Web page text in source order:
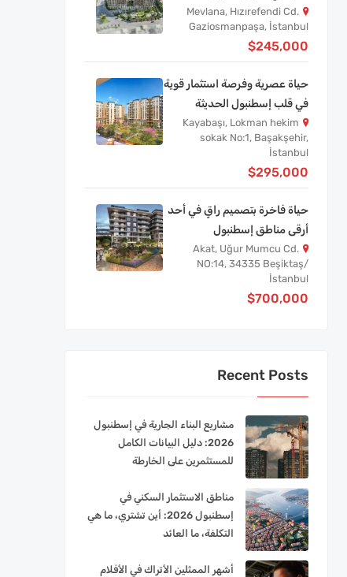
Mevlana, Hızırefendi Cd.
Gaziosmanpaşa, İstanbul
$245,000
حياة عصرية وفرصة استثمار قوية
في قلب إسطنبول الحديثة
Kayabaşı, Lokman hekim
sokak No:1, Başakşehir,
İstanbul
$295,000
حياة فاخرة بتصميم راقٍ في أحد
أرقى مناطق إسطنبول
Akat, Uğur Mumcu Cd.
NO:14, 34335 Beşiktaş/
İstanbul
$700,000
Recent Posts
مشاريع البناء الجارية في إسطنبول
2026: دليل البيانات الكامل
للمستثمرين على الخارطة
مناطق الاستثمار السكني في
إسطنبول 2026: أين تشتري، ما هي
التكلفة، ما العائد
أشهر الممثلين الأتراك في الأفلام